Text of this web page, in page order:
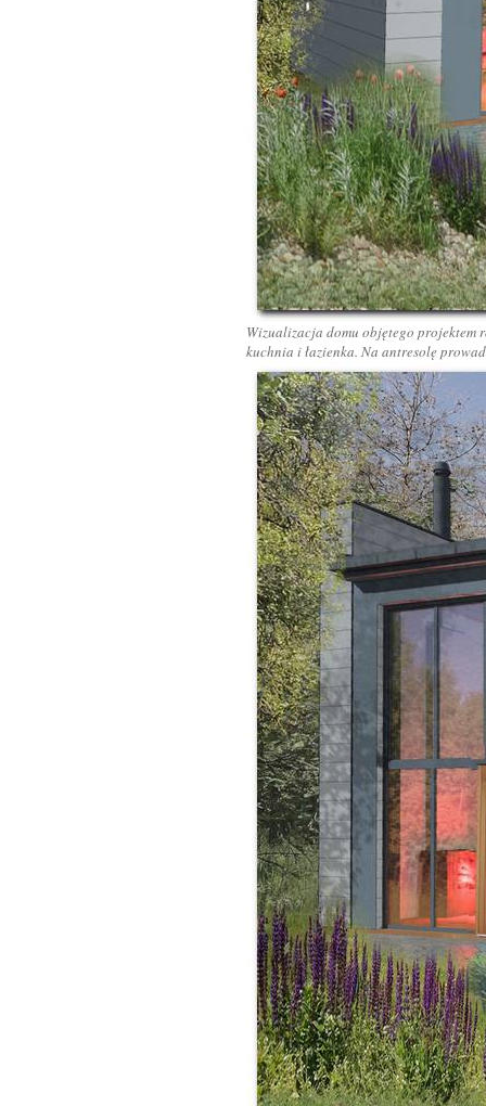
Wizualizacja domu objętego projektem
kuchnia i łazienka. Na antresolę